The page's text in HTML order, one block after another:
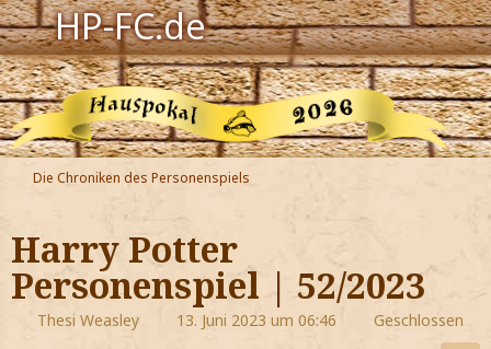
HP-FC.de
Navigation
Harry Potter
Der HP-FC
Hogwarts
Zauberwelt
Willkommen
Die Chroniken des Personenspiels
Harry Potter
Personenspiel | 52/2023
Thesi Weasley 13. Juni 2023 um 06:46 Geschlossen